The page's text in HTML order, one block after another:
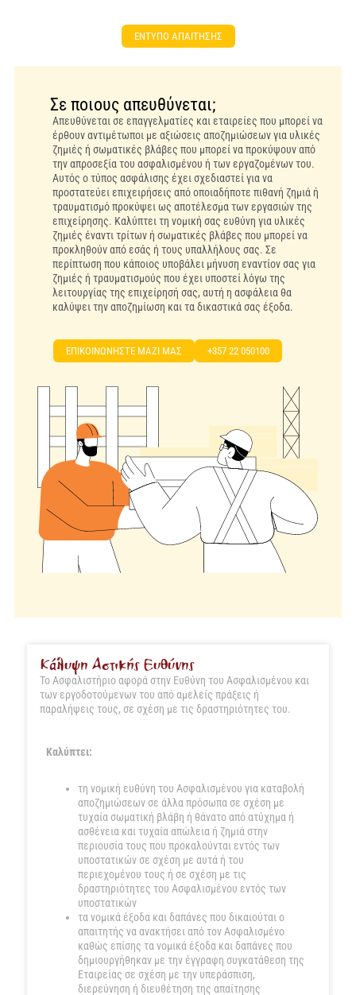
ΕΝΤΥΠΟ ΑΠΑΙΤΗΣΗΣ
Σε ποιους απευθύνεται;
Απευθύνεται σε επαγγελματίες και εταιρείες που μπορεί να
έρθουν αντιμέτωποι με αξιώσεις αποζημιώσεων για υλικές
ζημιές ή σωματικές βλάβες που μπορεί να προκύψουν από
την απροσεξία του ασφαλισμένου ή των εργαζομένων του.
Αυτός ο τύπος ασφάλισης έχει σχεδιαστεί για να
προστατεύει επιχειρήσεις από οποιαδήποτε πιθανή ζημιά ή
τραυματισμό προκύψει ως αποτέλεσμα των εργασιών της
επιχείρησης. Καλύπτει τη νομική σας ευθύνη για υλικές
ζημιές έναντι τρίτων ή σωματικές βλάβες που μπορεί να
προκληθούν από εσάς ή τους υπαλλήλους σας. Σε
περίπτωση που κάποιος υποβάλει μήνυση εναντίον σας για
ζημιές ή τραυματισμούς που έχει υποστεί λόγω της
λειτουργίας της επιχείρησή σας, αυτή η ασφάλεια θα
καλύψει την αποζημίωση και τα δικαστικά σας έξοδα.
EΠΙΚΟΙΝΩΝΗΣΤΕ ΜΑΖΙ ΜΑΣ +357 22 050100
Κάλυψη Αστικής Ευθύνης
Το Ασφαλιστήριο αφορά στην Ευθύνη του Ασφαλισμένου και
των εργοδοτούμενων του από αμελείς πράξεις ή
παραλήψεις τους, σε σχέση με τις δραστηριότητες του.
Καλύπτει:
τη νομική ευθύνη του Ασφαλισμένου για καταβολή
αποζημιώσεων σε άλλα πρόσωπα σε σχέση με
τυχαία σωματική βλάβη ή θάνατο από ατύχημα ή
ασθένεια και τυχαία απώλεια ή ζημιά στην
περιουσία τους που προκαλούνται εντός των
υποστατικών σε σχέση με αυτά ή του
περιεχομένου τους ή σε σχέση με τις
δραστηριότητες του Ασφαλισμένου εντός των
υποστατικών
τα νομικά έξοδα και δαπάνες που δικαιούται ο
απαιτητής να ανακτήσει από τον Ασφαλισμένο
καθώς επίσης τα νομικά έξοδα και δαπάνες που
δημιουργήθηκαν με την έγγραφη συγκατάθεση της
Εταιρείας σε σχέση με την υπεράσπιση,
διερεύνηση ή διευθέτηση της απαίτησης